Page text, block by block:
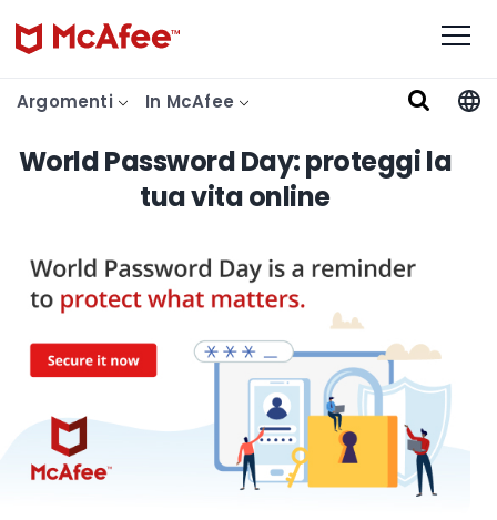
Argomenti In McAfee
World Password Day: proteggi la
tua vita online